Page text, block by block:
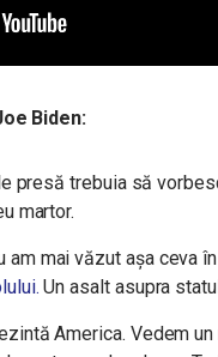
Biden:
presă trebuia să
martor.
mai văzut așa ceva
Un asalt asupra
America. Vedem